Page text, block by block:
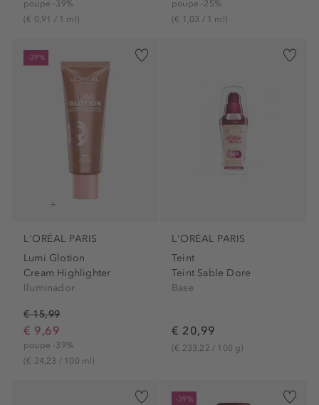
poupe -39%
(€ 0,91 / 1 ml)
poupe -25%
(€ 1,03 / 1 ml)
-39%
L'ORÉAL PARIS
Lumi Glotion
Cream Highlighter
Iluminador
€ 15,99
€ 9,69
poupe -39%
(€ 24,23 / 100 ml)
L'ORÉAL PARIS
Teint
Teint Sable Dore
Base
€ 20,99
(€ 233,22 / 100 g)
-39%